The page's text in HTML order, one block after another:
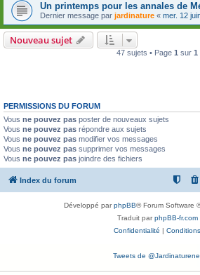
Un printemps pour les annales de
Dernier message par jardinature « mer. 12
Nouveau sujet
47 sujets • Page 1 sur 1
PERMISSIONS DU FORUM
Vous ne pouvez pas poster de nouveaux sujets
Vous ne pouvez pas répondre aux sujets
Vous ne pouvez pas modifier vos messages
Vous ne pouvez pas supprimer vos messages
Vous ne pouvez pas joindre des fichiers
Index du forum
Développé parphpBB® Forum Software
Traduit parphpBB-fr.com
Confidentialité | Conditions
Tweets de